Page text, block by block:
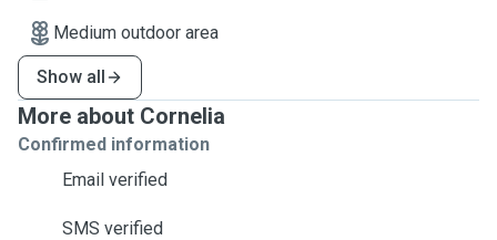
Medium outdoor area
Show all
More about Cornelia
Confirmed information
Email verified
SMS verified